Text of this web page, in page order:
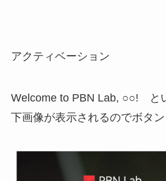
アクティベーション
Welcome to PBN Lab, ○○! と
下画像が表示されるのでボタン